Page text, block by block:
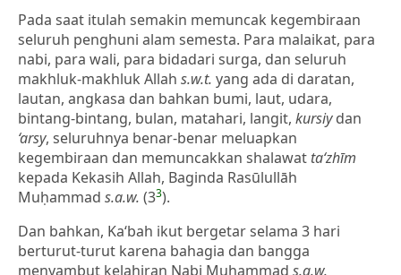
Pada saat itulah semakin memuncak kegembiraan
seluruh penghuni alam semesta. Para malaikat, para
nabi, para wali, para bidadari surga, dan seluruh
makhluk-makhluk Allah s.w.t. yang ada di daratan,
lautan, angkasa dan bahkan bumi, laut, udara,
bintang-bintang, bulan, matahari, langit, kursiydan
‘arsy, seluruhnya benar-benar meluapkan
kegembiraan dan memuncakkan shalawat ta‘zhīm
kepada Kekasih Allah, Baginda Rasūlullāh
Muḥammad s.a.w. (33).
Dan bahkan, Ka‘bah ikut bergetar selama 3 hari
berturut-turut karena bahagia dan bangga
menyambut kelahiran Nabi Muḥammad s.a.w.